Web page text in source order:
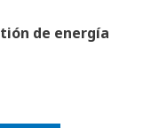
de energía